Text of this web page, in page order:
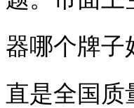
器哪个牌子
直是全国质